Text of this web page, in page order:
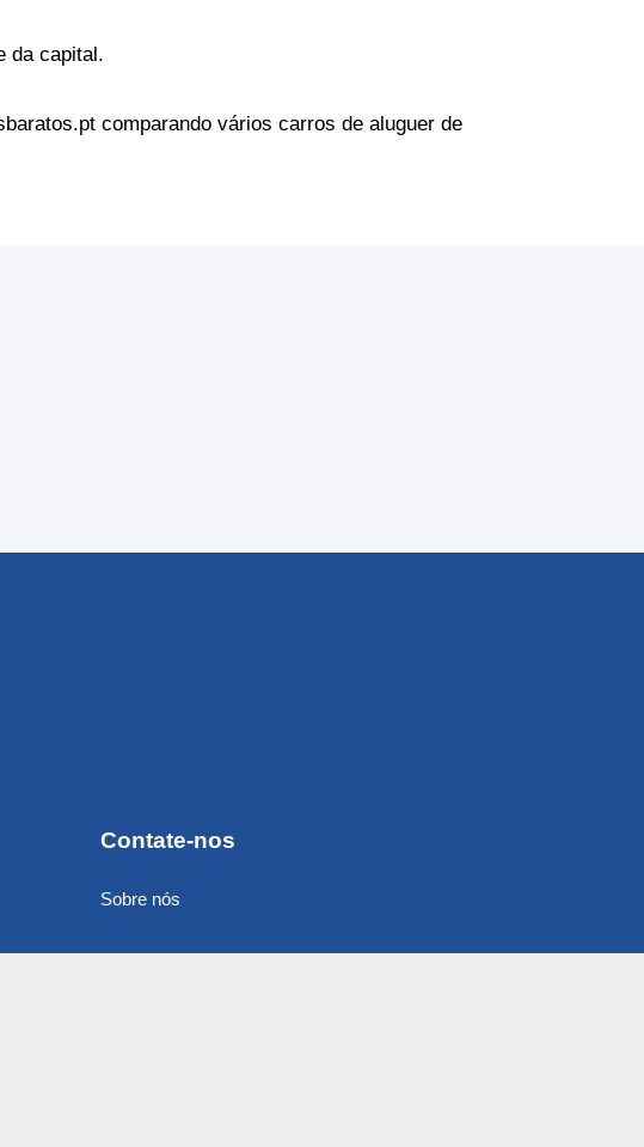
da capital.
comparando vários carros de aluguer de
Contate-nos
Sobre nós